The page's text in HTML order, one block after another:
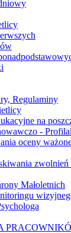
Regulaminy
na
-
oceny
Małoletnich